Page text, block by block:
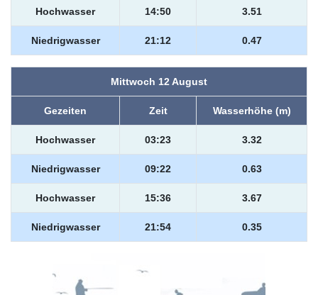
Hochwasser 14:50 3.51
Niedrigwasser 21:12 0.47
Mittwoch 12 August
Gezeiten Zeit Wasserhöhe (m)
Hochwasser 03:23 3.32
Niedrigwasser 09:22 0.63
Hochwasser 15:36 3.67
Niedrigwasser 21:54 0.35